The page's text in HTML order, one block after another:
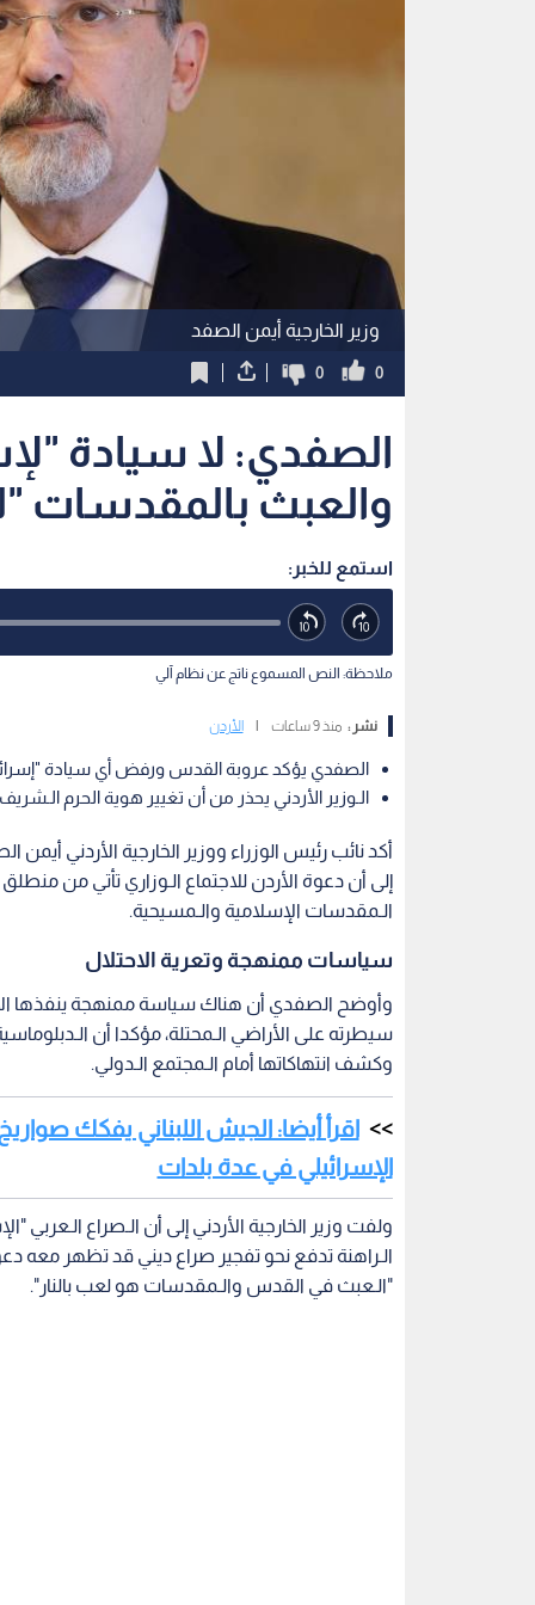
وزير الخارجية أيمن الصفد
0
0
الصفدي: لا سيادة
والعبث بالمقدسات
استمع للخبر:
ملاحظة: النص المسموع ناتج عن نظام آلي
نشر : منذ 9 ساعات الأردن
الصفدي يؤكد عروبة القدس ورفض أي سيادة
الـوزير الأردني يحذر من أن تغيير هوية الحرم
أكد نائب رئيس الوزراء ووزير الخارجية الأردني
إلى أن دعوة الأردن للاجتماع الـوزاري تأتي من منطلق
الـمقدسات الإسلامية والـمسيحية.
سياسات ممنهجة وتعرية الاحتلال
وأوضح الصفدي أن هناك سياسة ممنهجة ينفذها
سيطرته على الأراضي الـمحتلة، مؤكدا أن
وكشف انتهاكاتها أمام الـمجتمع الـدولي.
اقرأ أيضا: الجيش اللبناني يفكك
الإسرائيلي في عدة بلدات
ولفت وزير الخارجية الأردني إلى أن الـصراع الـعربي
الـراهنة تدفع نحو تفجير صراع ديني قد تظهر معه
"الـعبث في القدس والـمقدسات هو لعب بالنار".